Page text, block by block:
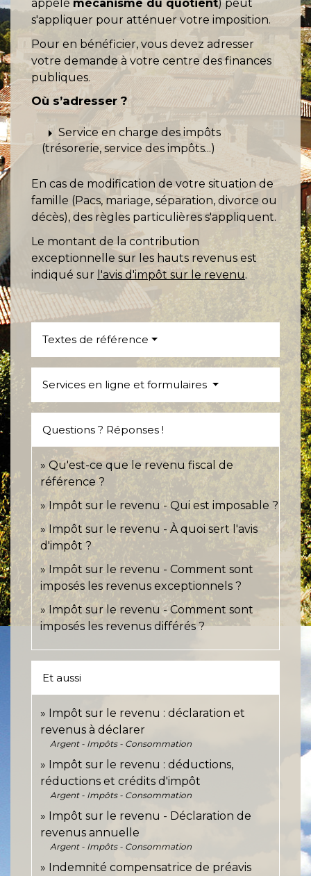
appelé mécanisme du quotient) peut
s'appliquer pour atténuer votre imposition.
Pour en bénéficier, vous devez adresser
votre demande à votre centre des finances
publiques.
Où s’adresser ?
arrow_right Service en charge des impôts
(trésorerie, service des impôts...)
En cas de modification de votre situation de
famille (Pacs, mariage, séparation, divorce ou
décès), des règles particulières s'appliquent.
Le montant de la contribution
exceptionnelle sur les hauts revenus est
indiqué sur l'avis d'impôt sur le revenu.
Textes de référence
Services en ligne et formulaires
Questions ? Réponses !
Qu'est-ce que le revenu fiscal de
référence ?
Impôt sur le revenu - Qui est imposable ?
Impôt sur le revenu - À quoi sert l'avis
d'impôt ?
Impôt sur le revenu - Comment sont
imposés les revenus exceptionnels ?
Impôt sur le revenu - Comment sont
imposés les revenus différés ?
Et aussi
Impôt sur le revenu : déclaration et
revenus à déclarer
Argent - Impôts - Consommation
Impôt sur le revenu : déductions,
réductions et crédits d'impôt
Argent - Impôts - Consommation
Impôt sur le revenu - Déclaration de
revenus annuelle
Argent - Impôts - Consommation
Indemnité compensatrice de préavis